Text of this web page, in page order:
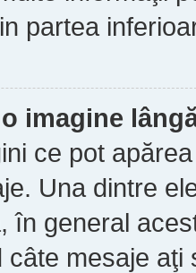
partea
imagine
ce pot
Una dintre
în general
câte mesaje